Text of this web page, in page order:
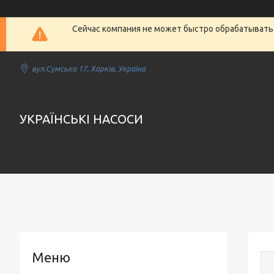
Сейчас компания не может быстро
вул.Сумська 17, Харків, Україна
УКРАЇНСЬКІ НАСОСИ